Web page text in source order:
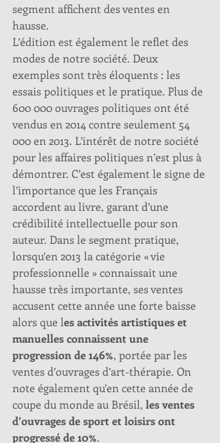
segment affichent des ventes en
hausse.
L’édition est également le reflet des
modes de notre société. Deux
exemples sont très éloquents : les
essais politiques et le pratique. Plus de
600 000 ouvrages politiques ont été
vendus en 2014 contre seulement 54
000 en 2013. L’intérêt de notre société
pour les affaires politiques n’est plus à
démontrer. C’est également le signe de
l’importance que les Français
accordent au livre, garant d’une
crédibilité intellectuelle pour son
auteur. Dans le segment pratique,
lorsqu’en 2013 la catégorie « vie
professionnelle » connaissait une
hausse très importante, ses ventes
accusent cette année une forte baisse
alors que les activités artistiques et
manuelles connaissent une
progression de 146%, portée par les
ventes d’ouvrages d’art-thérapie. On
note également qu’en cette année de
coupe du monde au Brésil, les ventes
d’ouvrages de sport et loisirs ont
progressé de 10%.